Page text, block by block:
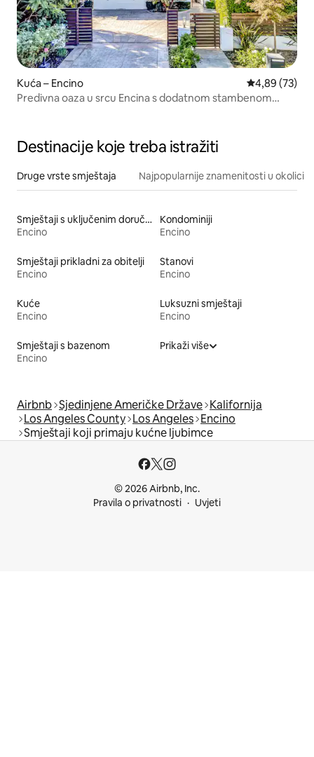
Kuća – Encino Prosječna
4,89 (73)
Predivna oaza u srcu Encina s dodatnom stambenom
Destinacije koje treba istražiti
Druge vrste smještaja Najpopularnije znamenitosti u okolici
Smještaji s uključenim doručkom
Encino
Kondominiji
Encino
Smještaji prikladni za obitelji
Encino
Stanovi
Encino
Kuće
Encino
Luksuzni smještaji
Encino
Smještaji s bazenom
Encino
Prikaži više
Airbnb Sjedinjene Američke Države Kalifornija
Los Angeles County Los Angeles Encino
Smještaji koji primaju kućne ljubimce
© 2026 Airbnb, Inc.
Pravila o privatnosti
Uvjeti